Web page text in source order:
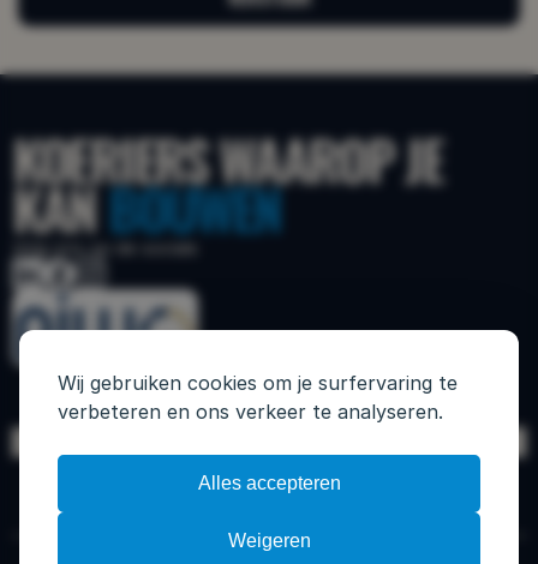
Wij gebruiken cookies om je surfervaring te
verbeteren en ons verkeer te analyseren.
Alles accepteren
Weigeren
VERSTUUR
KOERIERS WAAROP JE
KAN BOUWEN
Volg ons op de socials
DIENSTENOVER ONSMISSIE
Email: info@vanedekoeriers.nl